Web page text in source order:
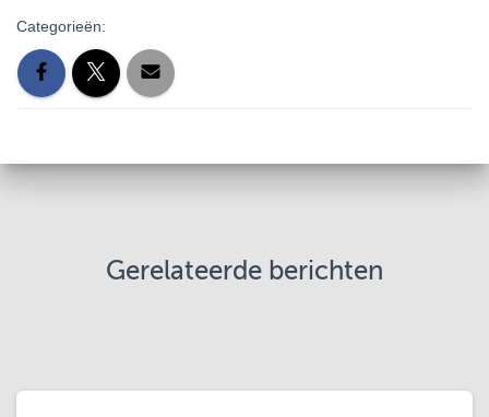
Categorieën:
Gerelateerde berichten